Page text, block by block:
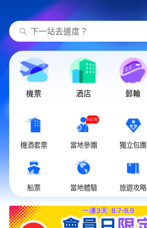
下一站去邊度？
機票 酒店 郵輪
機酒套票
NEW
當地參團 獨立包團
船票 當地體驗 旅遊攻略